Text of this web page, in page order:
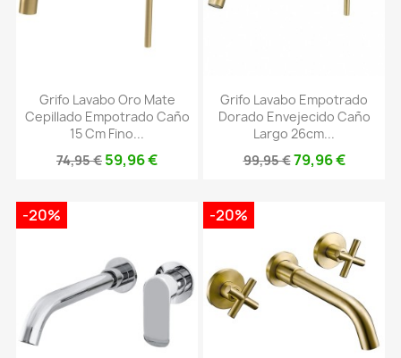
Grifo Lavabo Oro Mate
Cepillado Empotrado Caño
15 Cm Fino...
74,95 € 59,96 €
Grifo Lavabo Empotrado
Dorado Envejecido Caño
Largo 26cm...
99,95 €79,96 €
-20% -20%